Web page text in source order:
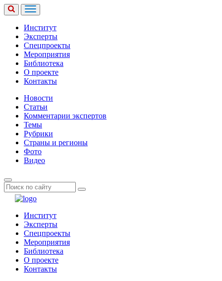
Институт
Эксперты
Спецпроекты
Мероприятия
Библиотека
О проекте
Контакты
Новости
Статьи
Комментарии экспертов
Темы
Рубрики
Страны и регионы
Фото
Видео
Институт
Эксперты
Спецпроекты
Мероприятия
Библиотека
О проекте
Контакты